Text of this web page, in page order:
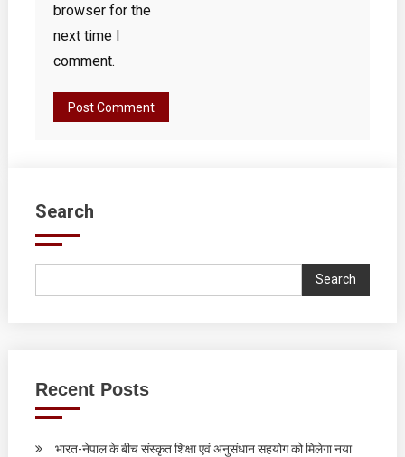
browser for the
next time I
comment.
Search
Search
Recent Posts
भारत-नेपाल के बीच संस्कृत शिक्षा एवं अनुसंधान सहयोग को मिलेगा नया